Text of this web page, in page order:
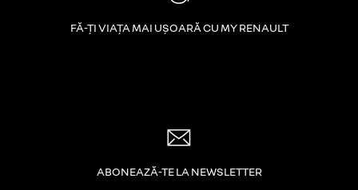
FĂ-ȚI VIAȚA MAI UȘOARĂ CU MY RENAULT
ABONEAZĂ-TE LA NEWSLETTER